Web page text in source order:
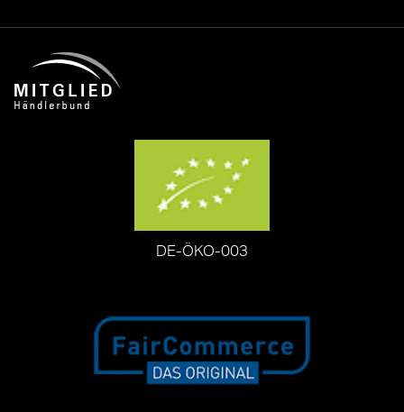
DE-ÖKO-003